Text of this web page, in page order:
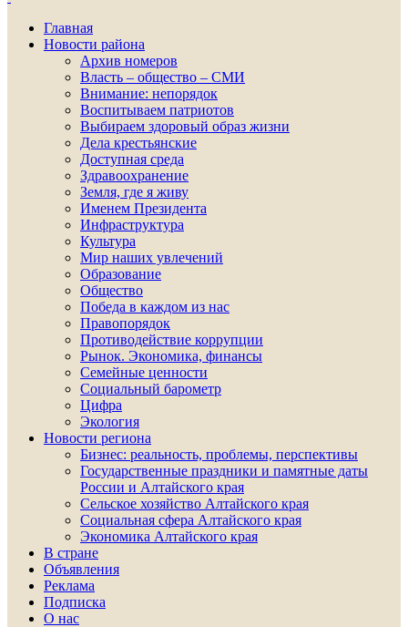
Главная
Новости района
Архив номеров
Власть – общество – СМИ
Внимание: непорядок
Воспитываем патриотов
Выбираем здоровый образ жизни
Дела крестьянские
Доступная среда
Здравоохранение
Земля, где я живу
Именем Президента
Инфраструктура
Культура
Мир наших увлечений
Образование
Общество
Победа в каждом из нас
Правопорядок
Противодействие коррупции
Рынок. Экономика, финансы
Семейные ценности
Социальный барометр
Цифра
Экология
Новости региона
Бизнес: реальность, проблемы, перспективы
Государственные праздники и памятные даты
России и Алтайского края
Сельское хозяйство Алтайского края
Социальная сфера Алтайского края
Экономика Алтайского края
В стране
Объявления
Реклама
Подписка
О нас